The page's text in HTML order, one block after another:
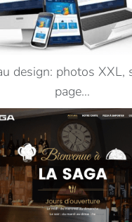
design: photos XXL,
page…